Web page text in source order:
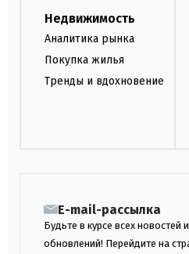
Недвижимость
Аналитика рынка
Покупка жилья
Тренды и вдохновение
E-mail-рассылка
Будьте в курсе всех новостей и
обновлений! Перейдите на